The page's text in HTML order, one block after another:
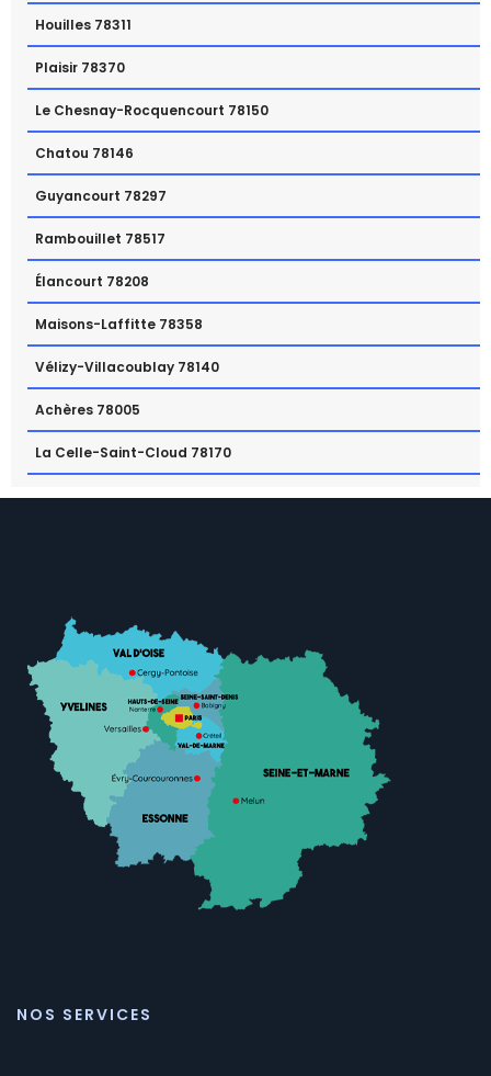
Houilles 78311
Plaisir 78370
Le Chesnay-Rocquencourt 78150
Chatou 78146
Guyancourt 78297
Rambouillet 78517
Élancourt 78208
Maisons-Laffitte 78358
Vélizy-Villacoublay 78140
Achères 78005
La Celle-Saint-Cloud 78170
NOS SERVICES